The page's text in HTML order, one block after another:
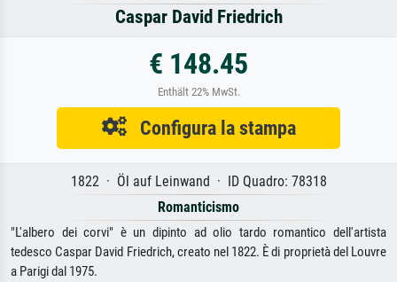
Caspar David Friedrich
€ 148.45
Enthält 22% MwSt.
Configura la stampa
1822 · Öl auf Leinwand · ID Quadro: 78318
Romanticismo
"L'albero dei corvi" è un dipinto ad olio tardo romantico dell'artista
tedesco Caspar David Friedrich, creato nel 1822. È di proprietà del Louvre
a Parigi dal 1975.